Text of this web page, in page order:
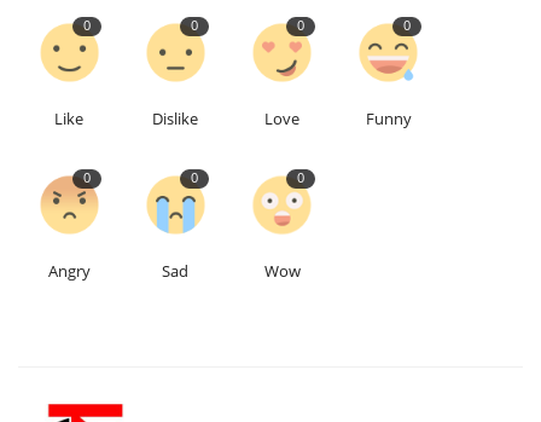
0
Like
0
Dislike
0
Love
0
Funny
0
Angry
0
Sad
0
Wow